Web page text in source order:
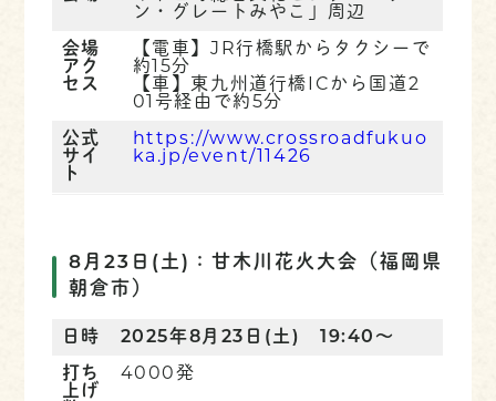
ン・グレートみやこ」周辺
会場
アク
セス
【電車】JR行橋駅からタクシーで
約15分
【車】東九州道行橋ICから国道2
01号経由で約5分
公式
サイ
ト
https://www.crossroadfukuo
ka.jp/event/11426
8月23日(土)：甘木川花火大会
（福岡県
朝倉市 ）
日時 2025年8月23日(土) 19:40～
打ち
上げ
4000発